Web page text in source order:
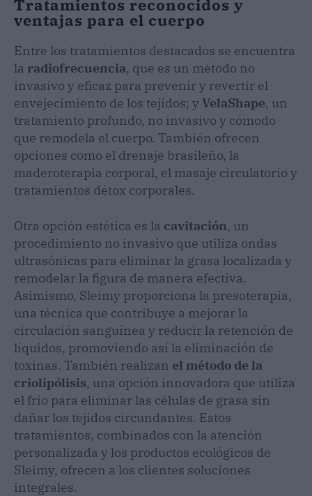
Tratamientos reconocidos y
ventajas para el cuerpo
Entre los tratamientos destacados se encuentra
la radiofrecuencia, que es un método no
invasivo y eficaz para prevenir y revertir el
envejecimiento de los tejidos; yVelaShape, un
tratamiento profundo, no invasivo y cómodo
que remodela el cuerpo. También ofrecen
opciones como el drenaje brasileño, la
maderoterapia corporal, el masaje circulatorio y
tratamientos détox corporales.
Otra opción estética es la cavitación, un
procedimiento no invasivo que utiliza ondas
ultrasónicas para eliminar la grasa localizada y
remodelar la figura de manera efectiva.
Asimismo, Sleimy proporciona la presoterapia,
una técnica que contribuye a mejorar la
circulación sanguínea y reducir la retención de
líquidos, promoviendo así la eliminación de
toxinas. También realizan el método de la
criolipólisis, una opción innovadora que utiliza
el frío para eliminar las células de grasa sin
dañar los tejidos circundantes. Estos
tratamientos, combinados con la atención
personalizada y los productos ecológicos de
Sleimy, ofrecen a los clientes soluciones
integrales.